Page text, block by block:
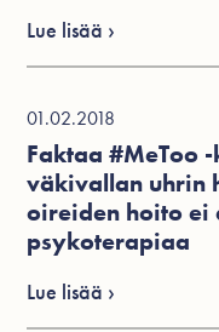
01.02.2018
Faktaa #MeToo
väkivallan uhrin
oireiden hoito ei
psykoterapiaa
Lue lisää ›
Lue lisää ›